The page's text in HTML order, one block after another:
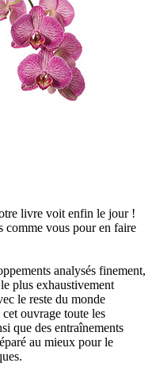
livre voit enfin le jour !
comme vous pour en faire
analysés finement,
plus exhaustivement
le reste du monde
ouvrage toute les
que des entraînements
au mieux pour le